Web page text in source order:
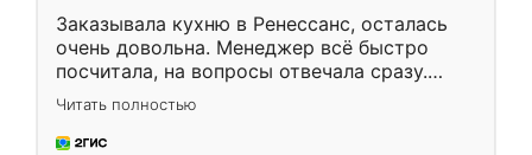
Заказывала кухню в Ренессанс, осталась
очень довольна. Менеджер всё быстро
посчитала, на вопросы отвечала сразу.
Замерщик приехал в субботу, подошёл к
делу со всей ответственностью. Собрали
за день, ребята работали аккуратно, даже
Читать полностью